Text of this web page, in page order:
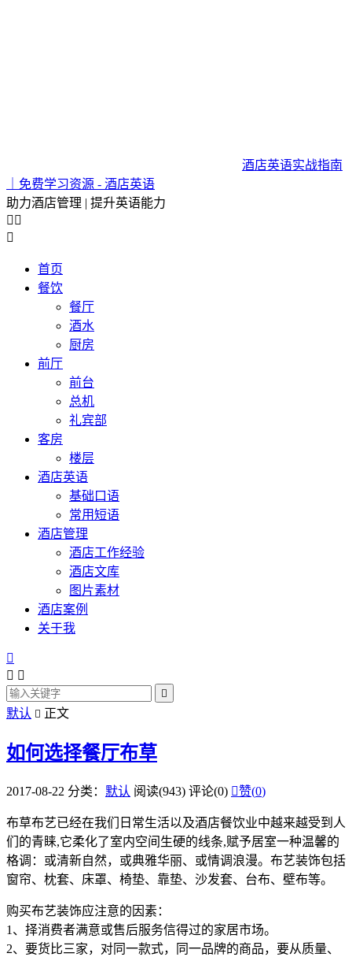
酒店英语实战指南
｜免费学习资源 - 酒店英语
助力酒店管理 | 提升英语能力
 

首页
餐饮
餐厅
酒水
厨房
前厅
前台
总机
礼宾部
客房
楼层
酒店英语
基础口语
常用短语
酒店管理
酒店工作经验
酒店文库
图片素材
酒店案例
关于我

 

默认  正文
如何选择餐厅布草
2017-08-22 分类： 默认 阅读(943) 评论(0) 赞(0)
布草布艺已经在我们日常生活以及酒店餐饮业中越来越受到人
们的青睐,它柔化了室内空间生硬的线条,赋予居室一种温馨的
格调：或清新自然，或典雅华丽、或情调浪漫。布艺装饰包括
窗帘、枕套、床罩、椅垫、靠垫、沙发套、台布、壁布等。
购买布艺装饰应注意的因素：
1、择消费者满意或售后服务信得过的家居市场。
2、要货比三家，对同一款式，同一品牌的商品，要从质量、